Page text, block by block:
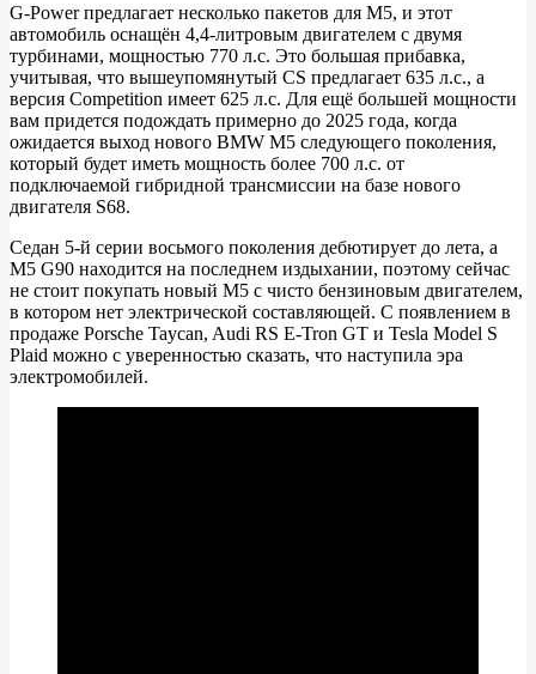
автобане
как
гепард
G-Power предлагает несколько пакетов для M5, и этот
автомобиль оснащён 4,4-литровым двигателем с двумя
турбинами, мощностью 770 л.с. Это большая прибавка,
учитывая, что вышеупомянутый CS предлагает 635 л.с., а
версия Competition имеет 625 л.с. Для ещё большей мощности
вам придется подождать примерно до 2025 года, когда
ожидается выход нового BMW M5 следующего поколения,
который будет иметь мощность более 700 л.с. от
подключаемой гибридной трансмиссии на базе нового
двигателя S68.
Седан 5-й серии восьмого поколения дебютирует до лета, а
M5 G90 находится на последнем издыхании, поэтому сейчас
не стоит покупать новый M5 с чисто бензиновым двигателем,
в котором нет электрической составляющей. С появлением в
продаже Porsche Taycan, Audi RS E-Tron GT и Tesla Model S
Plaid можно с уверенностью сказать, что наступила эра
электромобилей.